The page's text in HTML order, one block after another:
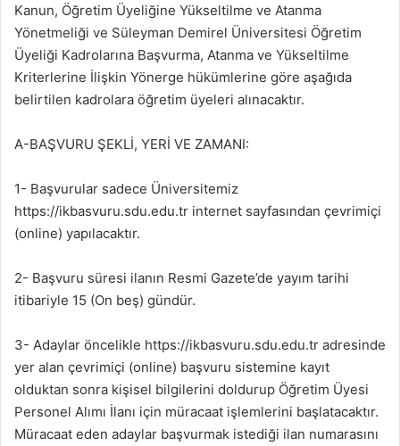
Kanun, Öğretim Üyeliğine Yükseltilme ve Atanma
Yönetmeliği ve Süleyman Demirel Üniversitesi Öğretim
Üyeliği Kadrolarına Başvurma, Atanma ve Yükseltilme
Kriterlerine İlişkin Yönerge hükümlerine göre aşağıda
belirtilen kadrolara öğretim üyeleri alınacaktır.
A-BAŞVURU ŞEKLİ, YERİ VE ZAMANI:
1- Başvurular sadece Üniversitemiz
https://ikbasvuru.sdu.edu.tr internet sayfasından çevrimiçi
(online) yapılacaktır.
2- Başvuru süresi ilanın Resmi Gazete’de yayım tarihi
itibariyle 15 (On beş) gündür.
3- Adaylar öncelikle https://ikbasvuru.sdu.edu.tr adresinde
yer alan çevrimiçi (online) başvuru sistemine kayıt
olduktan sonra kişisel bilgilerini doldurup Öğretim Üyesi
Personel Alımı İlanı için müracaat işlemlerini başlatacaktır.
Müracaat eden adaylar başvurmak istediği ilan numarasını